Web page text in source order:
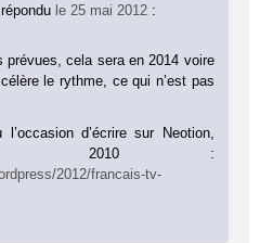
le 25 mai 2012 :
prévues, cela sera en 2014 voire
le rythme, ce qui n’est pas
d’écrire sur Neotion,
2010 :
2012/francais-tv-